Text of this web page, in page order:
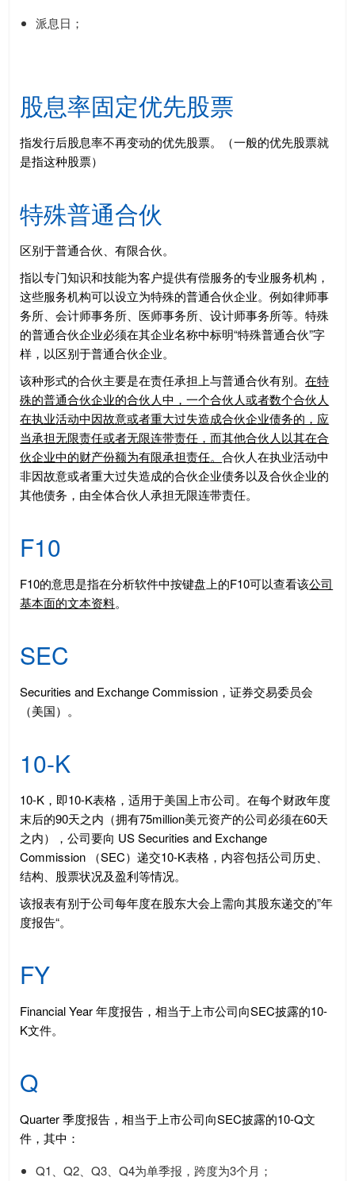
派息日；
股息率固定优先股票
指发行后股息率不再变动的优先股票。（一般的优先股票就
是指这种股票）
特殊普通合伙
区别于普通合伙、有限合伙。
指以专门知识和技能为客户提供有偿服务的专业服务机构，
这些服务机构可以设立为特殊的普通合伙企业。例如律师事
务所、会计师事务所、医师事务所、设计师事务所等。特殊
的普通合伙企业必须在其企业名称中标明“特殊普通合伙”字
样，以区别于普通合伙企业。
该种形式的合伙主要是在责任承担上与普通合伙有别。在特
殊的普通合伙企业的合伙人中，一个合伙人或者数个合伙人
在执业活动中因故意或者重大过失造成合伙企业债务的，应
当承担无限责任或者无限连带责任，而其他合伙人以其在合
伙企业中的财产份额为有限承担责任。合伙人在执业活动中
非因故意或者重大过失造成的合伙企业债务以及合伙企业的
其他债务，由全体合伙人承担无限连带责任。
F10
F10的意思是指在分析软件中按键盘上的F10可以查看该公司
基本面的文本资料。
SEC
Securities and Exchange Commission，证券交易委员会
（美国）。
10-K
10-K，即10-K表格，适用于美国上市公司。在每个财政年度
末后的90天之内（拥有75million美元资产的公司必须在60天
之内），公司要向 US Securities and Exchange
Commission （SEC）递交10-K表格，内容包括公司历史、
结构、股票状况及盈利等情况。
该报表有别于公司每年度在股东大会上需向其股东递交的”年
度报告“。
FY
Financial Year 年度报告，相当于上市公司向SEC披露的10-
K文件。
Q
Quarter 季度报告，相当于上市公司向SEC披露的10-Q文
件，其中：
Q1、Q2、Q3、Q4为单季报，跨度为3个月；